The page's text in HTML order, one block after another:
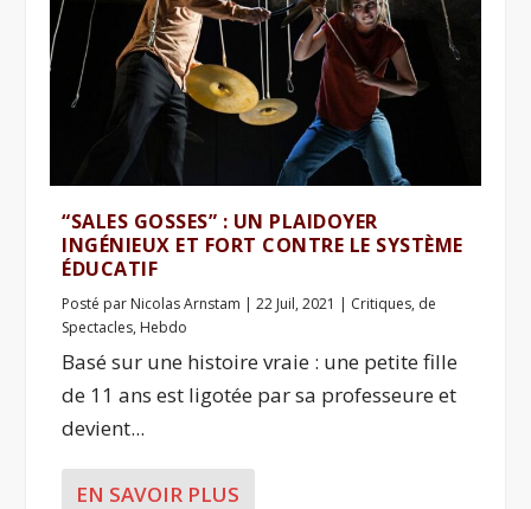
“SALES GOSSES” : UN PLAIDOYER
INGÉNIEUX ET FORT CONTRE LE SYSTÈME
ÉDUCATIF
Posté par Nicolas Arnstam |22 Juil, 2021 | Critiques, de
Spectacles, Hebdo
Basé sur une histoire vraie : une petite fille
de 11 ans est ligotée par sa professeure et
devient...
EN SAVOIR PLUS